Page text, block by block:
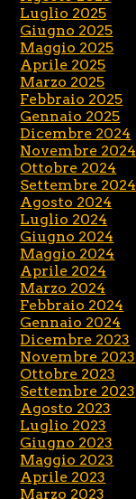
Luglio 2025
Giugno 2025
Maggio 2025
Aprile 2025
Marzo 2025
Febbraio 2025
Gennaio 2025
Dicembre 2024
Novembre 2024
Ottobre 2024
Settembre 2024
Agosto 2024
Luglio 2024
Giugno 2024
Maggio 2024
Aprile 2024
Marzo 2024
Febbraio 2024
Gennaio 2024
Dicembre 2023
Novembre 2023
Ottobre 2023
Settembre 2023
Agosto 2023
Luglio 2023
Giugno 2023
Maggio 2023
Aprile 2023
Marzo 2023